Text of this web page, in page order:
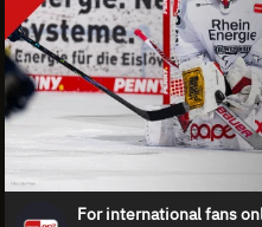
For international fans